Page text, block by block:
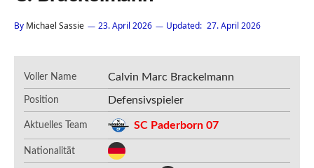
By Michael Sassie 23. April 2026 Updated: 27. April 2026
Voller Name Calvin Marc Brackelmann
Position Defensivspieler
Aktuelles Team SC Paderborn 07
Nationalität